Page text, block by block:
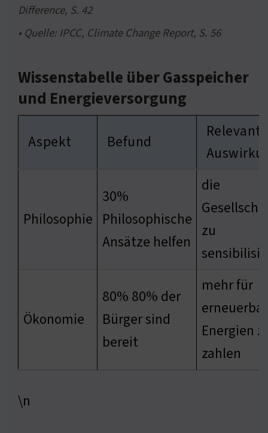
Difference, S. 42
• Quelle: IPCC, Climate Change Report, S. 56
Wissenstabelle über Gasspeicher
und Energieversorgung
Aspekt Befund
Philosophie
30%
Philosophische
Ansätze helfen
die
zu
Ökonomie
80% 80% der
Bürger sind
bereit
mehr für
Energien
zahlen
\n